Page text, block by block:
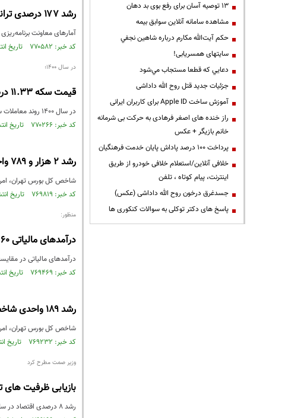
رشد ۱۷۷ درصدی ترانزیت ریلی در ۱۱ ماهه سال ۱۴۰۰
آمارهای معاونت برنامه‌ریزی و مدیریت منابع
کد خبر: ۷۷۰۵۸۲ تاریخ انتشار : ۱۴۰۱/۰۱/۰۶
در سال ۱۴۰۰؛
قیمت سکه ۱۱.۳۳ درصد رشد کرد
در سال ۱۴۰۰ روند معاملات سکه و طلا با فراز و نشیب‌هایی همراه بود و تقریبا بیشترین نوسان نرخ را تجربه کرد، اما به طور کلی قیمت طلا حدود ۱۳/۲ درصد و ...
کد خبر: ۷۷۰۲۶۶ تاریخ انتشار : ۱۴۰۱/۰۱/۰۳
رشد ۲ هزار و ۷۸۹ واحدی شاخص بورس
شاخص کل بورس تهران، امروز در ابتدای
کد خبر: ۷۶۹۸۱۹ تاریخ انتشار : ۱۴۰۰/۱۲/۲۸
منظور:
درآمدهای مالیاتی ۶۰ درصد رشد یافت
درآمدهای مالیاتی در مقایسه با سال گذشته حدود ۶۰ درصد رشد داشته است که بخشی
کد خبر: ۷۶۹۴۶۹ تاریخ انتشار : ۱۴۰۰/۱۲/۲۵
رشد ۱۸۹ واحدی شاخص بورس
شاخص کل بورس تهران، امروز در ابتدای
کد خبر: ۷۶۹۲۳۲ تاریخ انتشار : ۱۴۰۰/۱۲/۲۴
وزیر صمت مطرح کرد
بازیابی ظرفیت های تولید
رشد ۸ درصدی اقتصاد در سال ۱۴۰۱ یعنی رسیدن به وضعیت سال ۹۷ که اتفاق عجیبی نیست تنها کاری که باید انجام دهیم بازیابی ظرفیت‌های تولید است.
13 توصیه آسان برای رفع بوی بد دهان
مشاهده سامانه آنلاين سوابق بیمه
حكم آيت‌الله مكارم درباره شاهين نجفي
سایتهای همسریابی!
دعايي كه قطعا مستجاب مي‌شود
جزئیات جدید قتل روح الله داداشی
آموزش ساخت Apple ID برای کاربران ایرانی
راز خنده های اصغر فرهادی به حرکت بی شرمانه
خانم بازیگر + عکس
پرداخت ۱۰۰ درصد پاداش پایان خدمت فرهنگیان
خلافی آنلاین/استعلام خلافی خودرو از طریق
اینترنت، پیام کوتاه ، تلفن
جسدغرق درخون روح الله داداشی (عکس)
پاسخ های دکتر توکلی به سوالات کنکوری ها